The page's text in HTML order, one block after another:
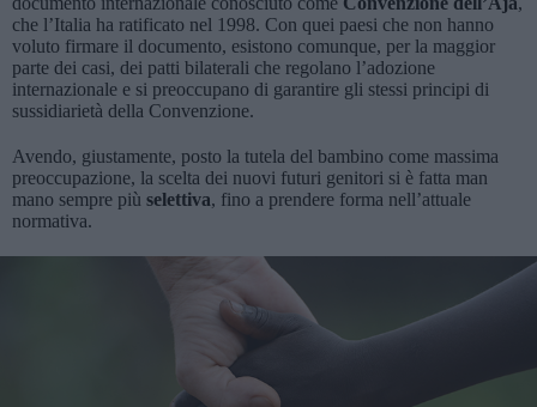
che l’Italia ha ratificato nel 1998. Con quei paesi che non hanno
voluto firmare il documento, esistono comunque, per la maggior
parte dei casi, dei patti bilaterali che regolano l’adozione
internazionale e si preoccupano di garantire gli stessi principi di
sussidiarietà della Convenzione.
Avendo, giustamente, posto la tutela del bambino come massima
preoccupazione, la scelta dei nuovi futuri genitori si è fatta man
mano sempre più selettiva, fino a prendere forma nell’attuale
normativa.